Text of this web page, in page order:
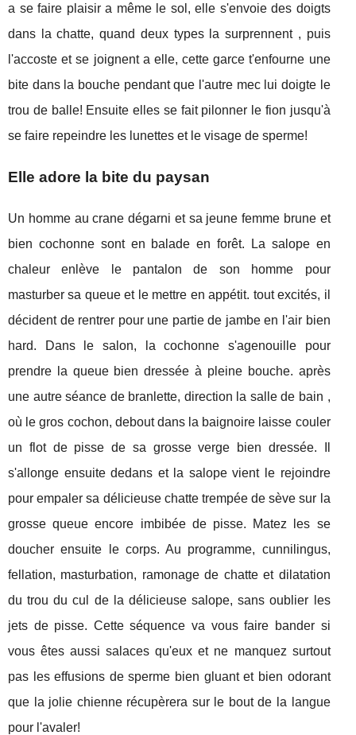
a se faire plaisir a même le sol, elle s'envoie des doigts
dans la chatte, quand deux types la surprennent , puis
l'accoste et se joignent a elle, cette garce t'enfourne une
bite dans la bouche pendant que l'autre mec lui doigte le
trou de balle! Ensuite elles se fait pilonner le fion jusqu'à
se faire repeindre les lunettes et le visage de sperme!
Elle adore la bite du paysan
Un homme au crane dégarni et sa jeune femme brune et
bien cochonne sont en balade en forêt. La salope en
chaleur enlève le pantalon de son homme pour
masturber sa queue et le mettre en appétit. tout excités, il
décident de rentrer pour une partie de jambe en l'air bien
hard. Dans le salon, la cochonne s'agenouille pour
prendre la queue bien dressée à pleine bouche. après
une autre séance de branlette, direction la salle de bain ,
où le gros cochon, debout dans la baignoire laisse couler
un flot de pisse de sa grosse verge bien dressée. Il
s'allonge ensuite dedans et la salope vient le rejoindre
pour empaler sa délicieuse chatte trempée de sève sur la
grosse queue encore imbibée de pisse. Matez les se
doucher ensuite le corps. Au programme, cunnilingus,
fellation, masturbation, ramonage de chatte et dilatation
du trou du cul de la délicieuse salope, sans oublier les
jets de pisse. Cette séquence va vous faire bander si
vous êtes aussi salaces qu'eux et ne manquez surtout
pas les effusions de sperme bien gluant et bien odorant
que la jolie chienne récupèrera sur le bout de la langue
pour l'avaler!